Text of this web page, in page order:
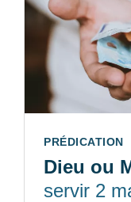
TYPE:
PRÉDICATION
Dieu ou
servir 2